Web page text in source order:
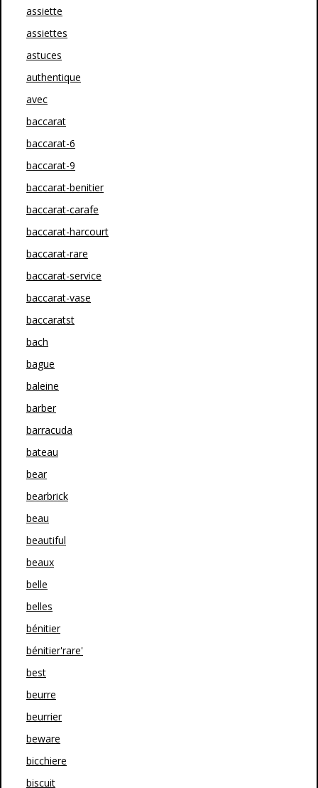
assiette
assiettes
astuces
authentique
avec
baccarat
baccarat-6
baccarat-9
baccarat-benitier
baccarat-carafe
baccarat-harcourt
baccarat-rare
baccarat-service
baccarat-vase
baccaratst
bach
bague
baleine
barber
barracuda
bateau
bear
bearbrick
beau
beautiful
beaux
belle
belles
bénitier
bénitier'rare'
best
beurre
beurrier
beware
bicchiere
biscuit